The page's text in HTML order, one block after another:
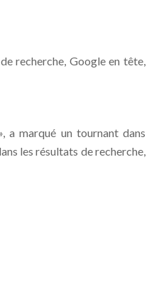
recherche, Google en tête,
a marqué un tournant dans
les résultats de recherche,